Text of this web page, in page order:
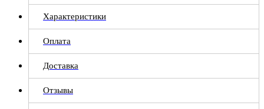
Характеристики
Оплата
Доставка
Отзывы